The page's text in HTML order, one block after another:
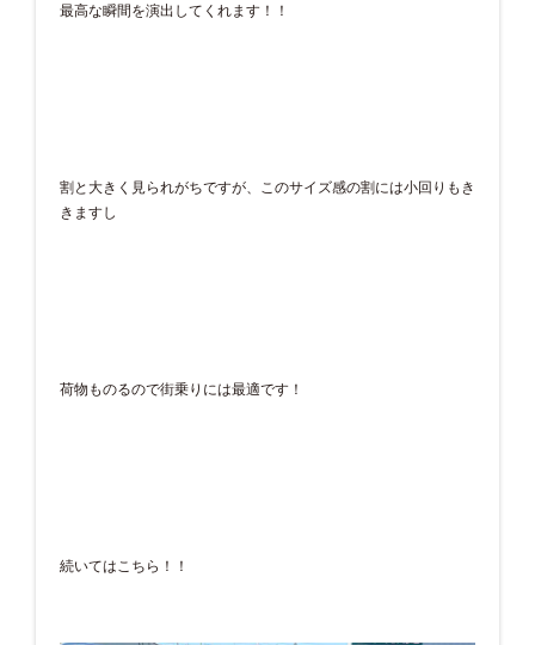
最高な瞬間を演出してくれます！！
割と大きく見られがちですが、このサイズ感の割には小回りもき
きますし
荷物ものるので街乗りには最適です！
続いてはこちら！！